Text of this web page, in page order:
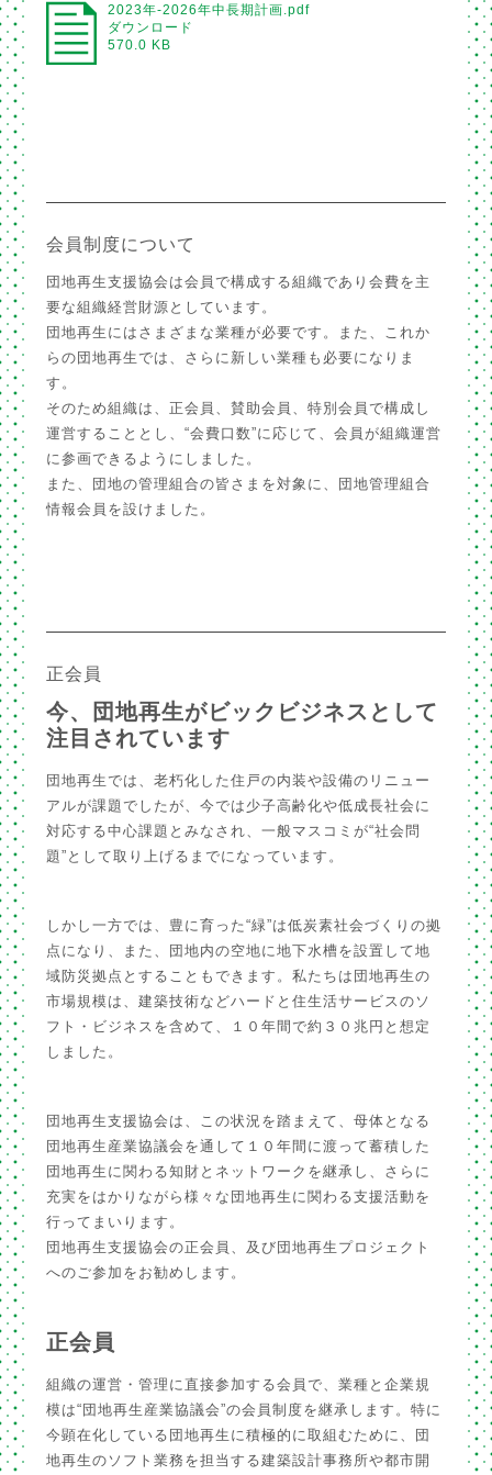
2023年-2026年中長期計画.pdf
ダウンロード
570.0 KB
会員制度について
団地再生支援協会は会員で構成する組織であり会費を主
要な組織経営財源としています。
団地再生にはさまざまな業種が必要です。また、これか
らの団地再生では、さらに新しい業種も必要になりま
す。
そのため組織は、正会員、賛助会員、特別会員で構成し
運営することとし、“会費口数”に応じて、会員が組織運営
に参画できるようにしました。
また、団地の管理組合の皆さまを対象に、団地管理組合
情報会員を設けました。
正会員
今、団地再生がビックビジネスとして
注目されています
団地再生では、老朽化した住戸の内装や設備のリニュー
アルが課題でしたが、今では少子高齢化や低成長社会に
対応する中心課題とみなされ、一般マスコミが“社会問
題”として取り上げるまでになっています。
しかし一方では、豊に育った“緑”は低炭素社会づくりの拠
点になり、また、団地内の空地に地下水槽を設置して地
域防災拠点とすることもできます。私たちは団地再生の
市場規模は、建築技術などハードと住生活サービスのソ
フト・ビジネスを含めて、１０年間で約３０兆円と想定
しました。
団地再生支援協会は、この状況を踏まえて、母体となる
団地再生産業協議会を通して１０年間に渡って蓄積した
団地再生に関わる知財とネットワークを継承し、さらに
充実をはかりながら様々な団地再生に関わる支援活動を
行ってまいります。
団地再生支援協会の正会員、及び団地再生プロジェクト
へのご参加をお勧めします。
正会員
組織の運営・管理に直接参加する会員で、業種と企業規
模は“団地再生産業協議会”の会員制度を継承します。特に
今顕在化している団地再生に積極的に取組むために、団
地再生のソフト業務を担当する建築設計事務所や都市開